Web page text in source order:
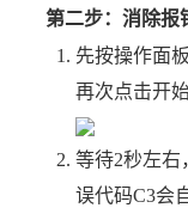
第二步：消除报
先按操作面
再次点击开
等待2秒左右
误代码C3会